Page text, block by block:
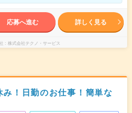
応募へ進む 詳しく見る
株式会社テクノ・サービス
！日勤のお仕事！簡単な